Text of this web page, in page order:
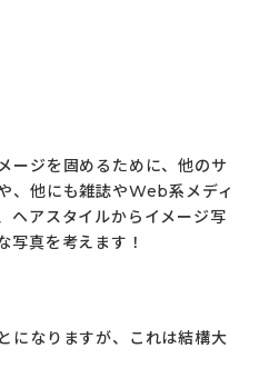
ージを固めるために、他のサ
、他にも雑誌やWeb系メディ
ヘアスタイルからイメージ写
写真を考えます！
になりますが、これは結構大